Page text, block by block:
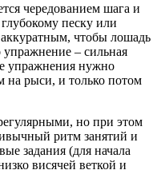
чередованием шага и
песку или
чтобы лошадь
– сильная
упражнения нужно
на рыси, и только потом
но при этом
ритм занятий и
задания (для начала
висячей веткой и